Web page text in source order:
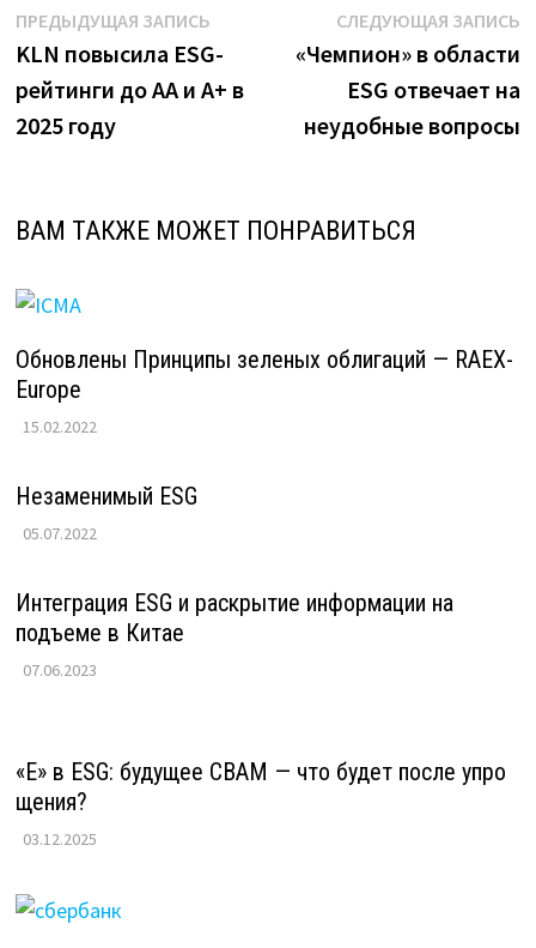
Навигация
по
записям
ПРЕДЫДУЩАЯ ЗАПИСЬПредыдущая
запись:
KLN повысила ESG-
рейтинги до AA и A+ в
2025 году
СЛЕДУЮЩАЯ ЗАПИСЬ
«Чемпион» в области
ESG отвечает на
неудобные вопросы
ВАМ ТАКЖЕ МОЖЕТ ПОНРАВИТЬСЯ
Обновлены Принципы зеленых облигаций — RAEX-
Europe
15.02.2022
Незаменимый ESG
05.07.2022
Интеграция ESG и раскрытие информации на
подъеме в Китае
07.06.2023
«E» в ESG: будущее CBAM — что будет после упро
щения?
03.12.2025